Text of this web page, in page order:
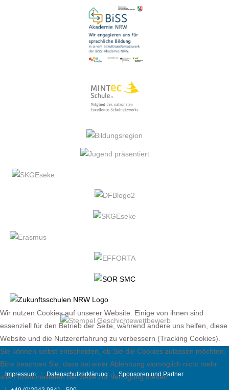
Impressum Datenschutzerklärung Sponsoren und Partner
Wir nutzen Cookies auf unserer Website. Einige von ihnen sind
essenziell für den Betrieb der Seite, während andere uns helfen, diese
Website und die Nutzererfahrung zu verbessern (Tracking Cookies).
Sie können selbst entscheiden, ob Sie die Cookies zulassen möchten.
Bitte beachten Sie, dass bei einer Ablehnung womöglich nicht mehr
alle Funktionalitäten der Seite zur Verfügung stehen.